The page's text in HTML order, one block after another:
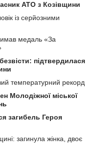
АТО з Козівщини
із серйозними
медаль «За
підтвердилася
температурний рекорд
Молодіжної міської
загибель Героя
загинула жінка, двоє